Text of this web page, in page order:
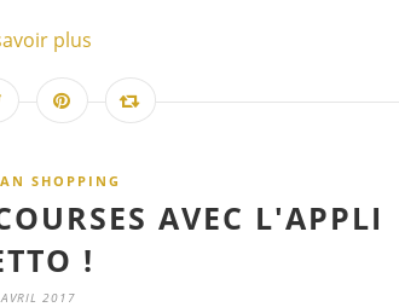
plus
SHOPPING
AVEC L'APPLI
!
2017